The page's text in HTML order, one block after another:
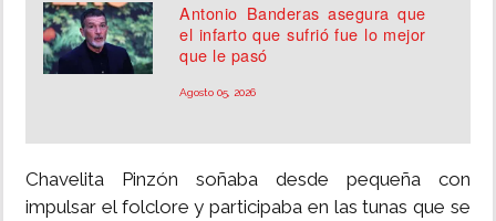
Antonio Banderas asegura que
el infarto que sufrió fue lo mejor
que le pasó
Agosto 05, 2026
Chavelita Pinzón soñaba desde pequeña con
impulsar el folclore y participaba en las tunas que se